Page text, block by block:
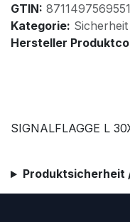
GTIN: 8711497569551
Kategorie: Sicherheit
Hersteller
SIGNALFLAGGE L
Produktsicherheit /